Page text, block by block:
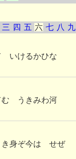
三 四 五 六 七 八 九
いけるかひな
む うきみわ河
身ぞ今は せぜ